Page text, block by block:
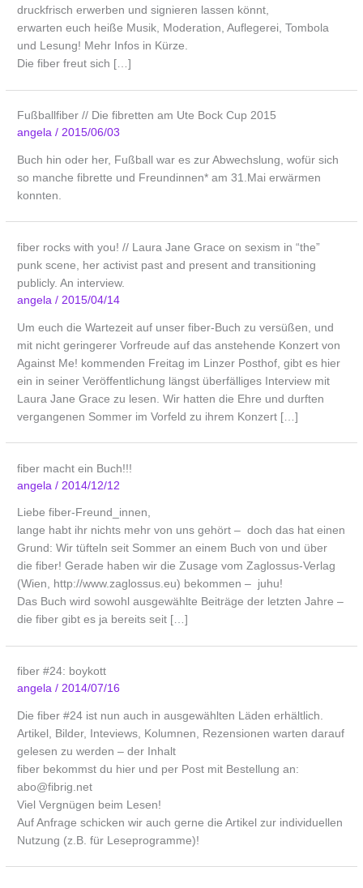
druckfrisch erwerben und signieren lassen könnt,
erwarten euch heiße Musik, Moderation, Auflegerei, Tombola
und Lesung! Mehr Infos in Kürze.
Die fiber freut sich […]
Fußballfiber // Die fibretten am Ute Bock Cup 2015
angela/2015/06/03
Buch hin oder her, Fußball war es zur Abwechslung, wofür sich
so manche fibrette und Freundinnen* am 31.Mai erwärmen
konnten.
fiber rocks with you! // Laura Jane Grace on sexism in “the”
punk scene, her activist past and present and transitioning
publicly. An interview.
angela/ 2015/04/14
Um euch die Wartezeit auf unser fiber-Buch zu versüßen, und
mit nicht geringerer Vorfreude auf das anstehende Konzert von
Against Me! kommenden Freitag im Linzer Posthof, gibt es hier
ein in seiner Veröffentlichung längst überfälliges Interview mit
Laura Jane Grace zu lesen. Wir hatten die Ehre und durften
vergangenen Sommer im Vorfeld zu ihrem Konzert […]
fiber macht ein Buch!!!
angela/ 2014/12/12
Liebe fiber-Freund_innen,
lange habt ihr nichts mehr von uns gehört – doch das hat einen
Grund: Wir tüfteln seit Sommer an einem Buch von und über
die fiber! Gerade haben wir die Zusage vom Zaglossus-Verlag
(Wien, http://www.zaglossus.eu) bekommen – juhu!
Das Buch wird sowohl ausgewählte Beiträge der letzten Jahre –
die fiber gibt es ja bereits seit […]
fiber #24: boykott
angela/2014/07/16
Die fiber #24 ist nun auch in ausgewählten Läden erhältlich.
Artikel, Bilder, Inteviews, Kolumnen, Rezensionen warten darauf
gelesen zu werden – der Inhalt
fiber bekommst du hier und per Post mit Bestellung an:
abo@fibrig.net
Viel Vergnügen beim Lesen!
Auf Anfrage schicken wir auch gerne die Artikel zur individuellen
Nutzung (z.B. für Leseprogramme)!